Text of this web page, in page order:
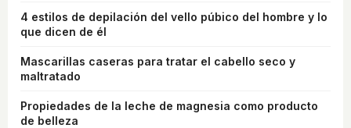
4 estilos de depilación del vello púbico del hombre y lo
que dicen de él
Mascarillas caseras para tratar el cabello seco y
maltratado
Propiedades de la leche de magnesia como producto
de belleza